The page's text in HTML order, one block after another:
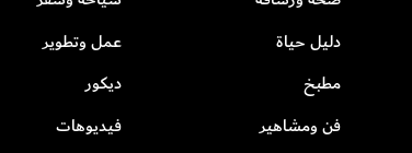
دليل حياة
مطبخ
فن ومشاهير
عمل وتطوير
ديكور
فيديوهات